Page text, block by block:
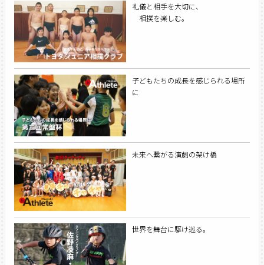
礼儀と相手を大切に、
相撲を楽しむ。
子どもたちの成長を感じられる場所
に
未来へ繋がる演劇の架け橋
世界を舞台に駆け巡る。